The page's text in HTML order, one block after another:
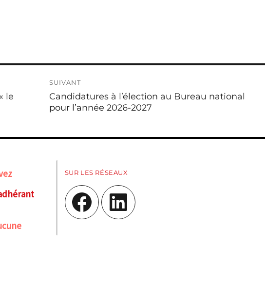
le
SUIVANT
Candidatures à l’élection au Bureau national
pour l’année 2026-2027
SUR LES RÉSEAUX